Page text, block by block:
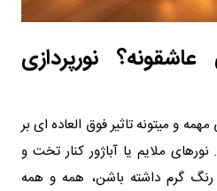
نورپردازی
و میتونه تاثیر فوق العاده ای بر
ملایم یا آباژور کنار تخت و
گرم داشته باشن، همه و همه